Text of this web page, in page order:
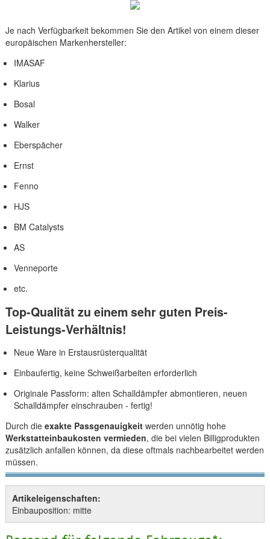
Je nach Verfügbarkeit bekommen Sie den Artikel von einem dieser
europäischen Markenhersteller:
IMASAF
Klarius
Bosal
Walker
Eberspächer
Ernst
Fenno
HJS
BM Catalysts
AS
Venneporte
etc.
Top-Qualität zu einem sehr guten Preis-
Leistungs-Verhältnis!
Neue Ware in Erstausrüsterqualität
Einbaufertig, keine Schweißarbeiten erforderlich
Originale Passform: alten Schalldämpfer abmontieren, neuen
Schalldämpfer einschrauben - fertig!
Durch die exakte Passgenauigkeitwerden unnötig hohe
Werkstatteinbaukosten vermieden, die bei vielen Billigprodukten
zusätzlich anfallen können, da diese oftmals nachbearbeitet werden
müssen.
Artikeleigenschaften:
Einbauposition: mitte